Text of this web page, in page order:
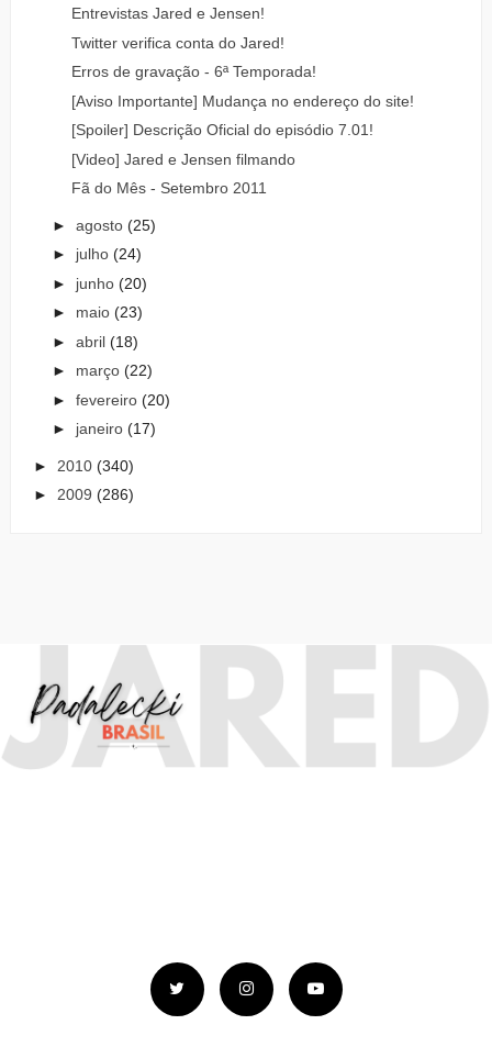
Entrevistas Jared e Jensen!
Twitter verifica conta do Jared!
Erros de gravação - 6ª Temporada!
[Aviso Importante] Mudança no endereço do site!
[Spoiler] Descrição Oficial do episódio 7.01!
[Video] Jared e Jensen filmando
Fã do Mês - Setembro 2011
► agosto (25)
► julho (24)
► junho (20)
► maio (23)
► abril (18)
► março (22)
► fevereiro (20)
► janeiro (17)
► 2010 (340)
► 2009 (286)